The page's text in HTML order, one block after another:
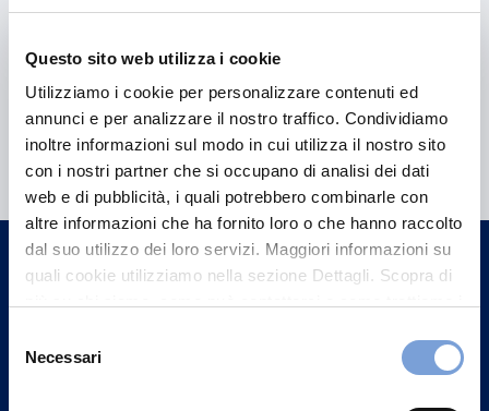
Questo sito web utilizza i cookie
Utilizziamo i cookie per personalizzare contenuti ed
annunci e per analizzare il nostro traffico. Condividiamo
inoltre informazioni sul modo in cui utilizza il nostro sito
con i nostri partner che si occupano di analisi dei dati
web e di pubblicità, i quali potrebbero combinarle con
altre informazioni che ha fornito loro o che hanno raccolto
dal suo utilizzo dei loro servizi. Maggiori informazioni su
quali cookie utilizziamo nella sezione Dettagli. Scopra di
può trovare nel footer del sito nella sezione "Informativa
delNecessari
Hai bisogno di
informazioni?
Trova l'Agenzia più vicina a te e parla con
un nostro Agente.